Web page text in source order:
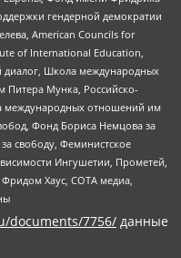
гендерной демократии
American Councils for
of International Education,
диалог, Школа международных
Питера Мунка, Российско-
международных отношений им
Фонд Бориса Немцова за
свободу, Феминистское
Ингушетии, Прометей,
Хаус, СОТА медиа,
documents/7756/ данные